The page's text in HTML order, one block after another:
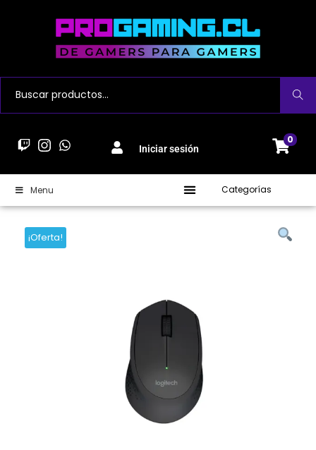
Buscar
Iniciar sesión
0
Menu Categorías
¡Oferta!